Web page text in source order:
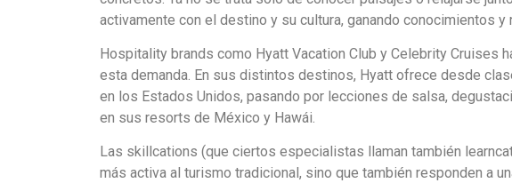
activamente con el destino y su cultura, ganando conocimientos y
Hospitality brands como Hyatt Vacation Club y Celebrity Cruises
esta demanda. En sus distintos destinos, Hyatt ofrece desde
en los Estados Unidos, pasando por lecciones de salsa,
en sus resorts de México y Hawái.
Las skillcations (que ciertos especialistas llaman también
más activa al turismo tradicional, sino que también responden a